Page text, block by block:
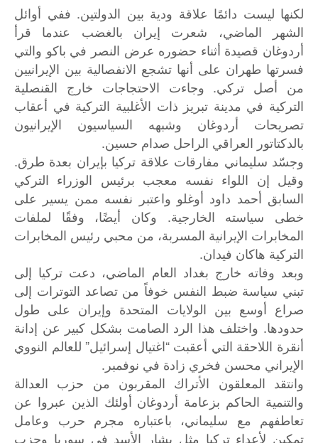
لكنها ليست دائمًا علاقة ودية بين الدولتين. ففي أوائل
الشهر الماضي، شعرت إيران بالغضب عندما قرأ
أردوغان قصيدة أثناء حضوره عرض النصر في باكو والتي
فسرتها طهران على أنها تشجع الانفصالية بين الإيرانيين
من أصل تركي. وجاءت الاحتجاجات خارج القنصلية
التركية في مدينة تبريز ذات الأغلبية التركية في أعقاب
تصريحات أردوغان وشبهه السياسيون الإيرانيون
بالدكتاتور العراقي الراحل صدام حسين.
وجسّد سليماني مفارقات علاقة تركيا بإيران بعدة طرق.
وقيل إن اللواء نفسه معجب برئيس الوزراء التركي
السابق أحمد داود أوغلو واعتبر نفسه ممن يسير على
خطى سياسته الخارجية. وكان أيضًا، وفقًا لملفات
المخابرات الإيرانية المسربة، من محبي رئيس المخابرات
التركية هاكان فيدان.
وبعد وفاته خارج بغداد العام الماضي، دعت تركيا إلى
تبني سياسة ضبط النفس خوفاً من تصاعد التوترات إلى
صراع أوسع بين الولايات المتحدة وإيران على طول
حدودها. واختلف هذا الرد الصامت بشكل كبير عن إدانة
أنقرة اللاحقة التي أعقبت “اغتيال إسرائيل” للعالم النووي
الإيراني محسن فخري زادة في نوفمبر.
وانتقد المعلقون الأتراك المقربون من حزب العدالة
والتنمية الحاكم بزعامة أردوغان أولئك الذين عبروا عن
تعاطفهم مع سليماني، باعتباره مجرم حرب وعامل
تمكين لأعداء تركيا مثل بشار الأسد في سوريا وحزب